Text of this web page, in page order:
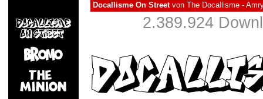
Docallisme On Streetvon The Docallisme -
2.389.924